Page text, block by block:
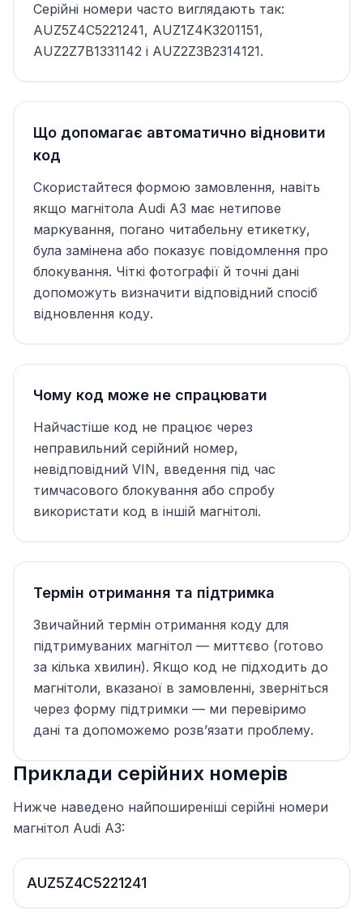
Серійні номери часто виглядають так:
AUZ5Z4C5221241, AUZ1Z4K3201151,
AUZ2Z7B1331142 і AUZ2Z3B2314121.
Що допомагає автоматично відновити
код
Скористайтеся формою замовлення, навіть
якщо магнітола Audi A3 має нетипове
маркування, погано читабельну етикетку,
була замінена або показує повідомлення про
блокування. Чіткі фотографії й точні дані
допоможуть визначити відповідний спосіб
відновлення коду.
Чому код може не спрацювати
Найчастіше код не працює через
неправильний серійний номер,
невідповідний VIN, введення під час
тимчасового блокування або спробу
використати код в іншій магнітолі.
Термін отримання та підтримка
Звичайний термін отримання коду для
підтримуваних магнітол — миттєво (готово
за кілька хвилин). Якщо код не підходить до
магнітоли, вказаної в замовленні, зверніться
через форму підтримки — ми перевіримо
дані та допоможемо розв’язати проблему.
Приклади серійних номерів
Нижче наведено найпоширеніші серійні номери
магнітол Audi A3:
AUZ5Z4C5221241